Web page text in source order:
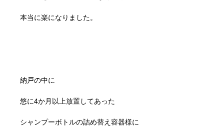
本当に楽になりました。
納戸の中に
悠に4か月以上放置してあった
シャンプーボトルの詰め替え容器様に